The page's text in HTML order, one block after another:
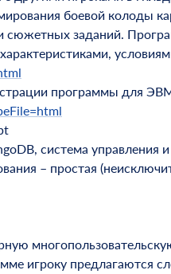
боевой колоды
сюжетных заданий.
программы для
система управления
– простая
игроку предлагаются